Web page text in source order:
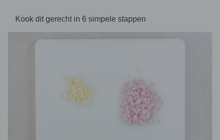
Kook dit gerecht in 6 simpele stappen